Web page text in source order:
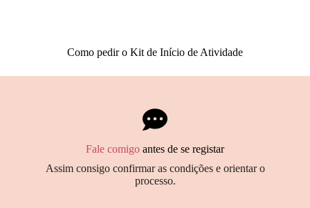
Como pedir o Kit de Início de Atividade
Fale comigo antes de se registar
Assim consigo confirmar as condições e orientar o
processo.